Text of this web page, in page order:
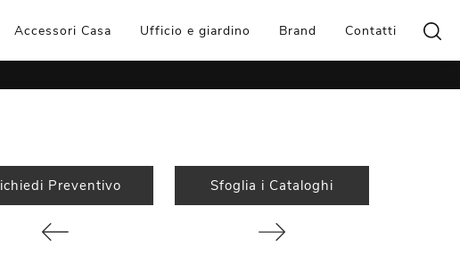
Accessori Casa Ufficio e giardino Brand Contatti
Preventivo Sfoglia i Cataloghi